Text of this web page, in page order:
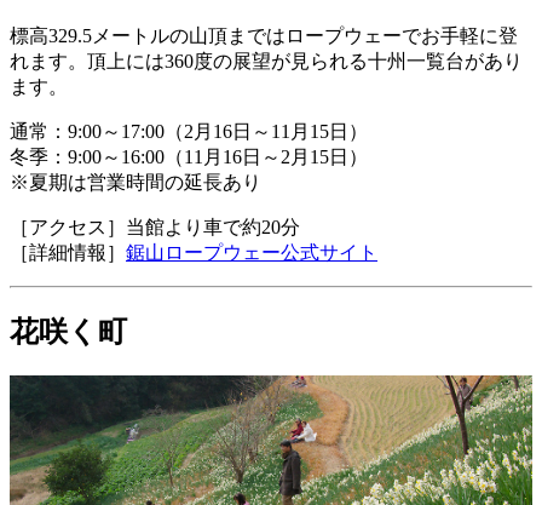
標高329.5メートルの山頂まではロープウェーでお手軽に登
れます。頂上には360度の展望が見られる十州一覧台があり
ます。
通常：9:00～17:00（2月16日～11月15日）
冬季：9:00～16:00（11月16日～2月15日）
※夏期は営業時間の延長あり
［アクセス］当館より車で約20分
［詳細情報］ 鋸山ロープウェー公式サイト
花咲く町